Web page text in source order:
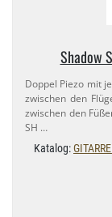
Shadow
Doppel Piezo mit
zwischen den
zwischen den
SH …
Katalog: